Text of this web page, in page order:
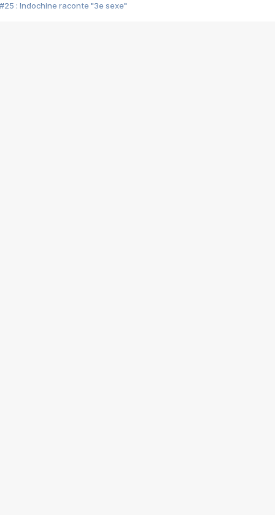
#25 : Indochine raconte "3e sexe"